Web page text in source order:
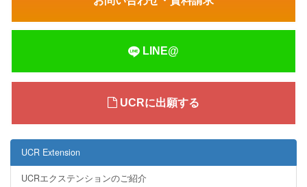
LINE@
UCRに出願する
UCR Extension
UCRエクステンションのご紹介